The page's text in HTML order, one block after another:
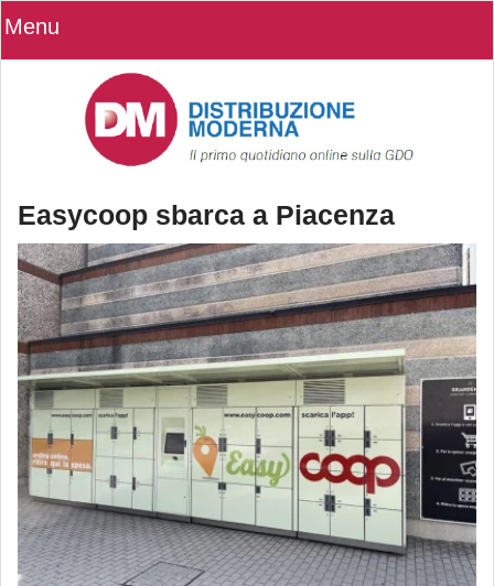
Menu
Easycoop sbarca a Piacenza